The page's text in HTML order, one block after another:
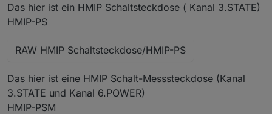
Das hier ist ein HMIP Schaltsteckdose ( Kanal 3.STATE)
HMIP-PS
RAW HMIP Schaltsteckdose/HMIP-PS
Das hier ist eine HMIP Schalt-Messsteckdose (Kanal
3.STATE und Kanal 6.POWER)
HMIP-PSM